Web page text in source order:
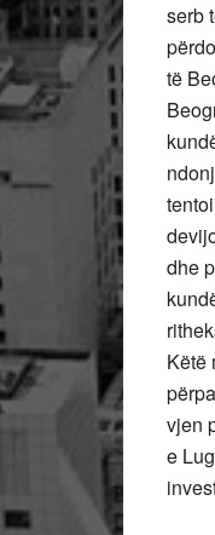
serb
të
dhe
Këtë
vjen
e